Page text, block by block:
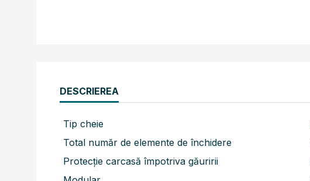
DESCRIEREA
Tip cheie
Total număr de elemente de închidere
Protecție carcasă împotriva găuririi